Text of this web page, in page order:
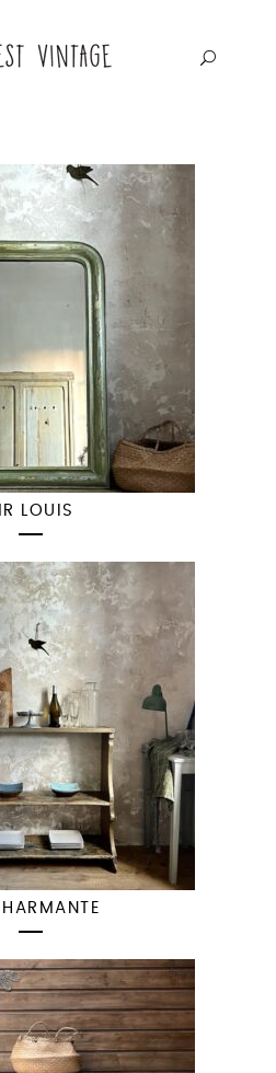
LOUIS